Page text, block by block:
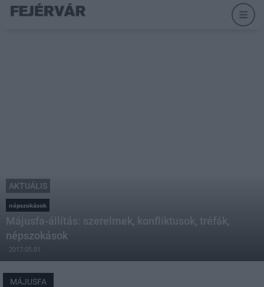
AKTUÁLIS
népszokások
Májusfa-állítás: szerelmek, konfliktusok, tréfák,
népszokások
2017.05.01
MÁJUSFA